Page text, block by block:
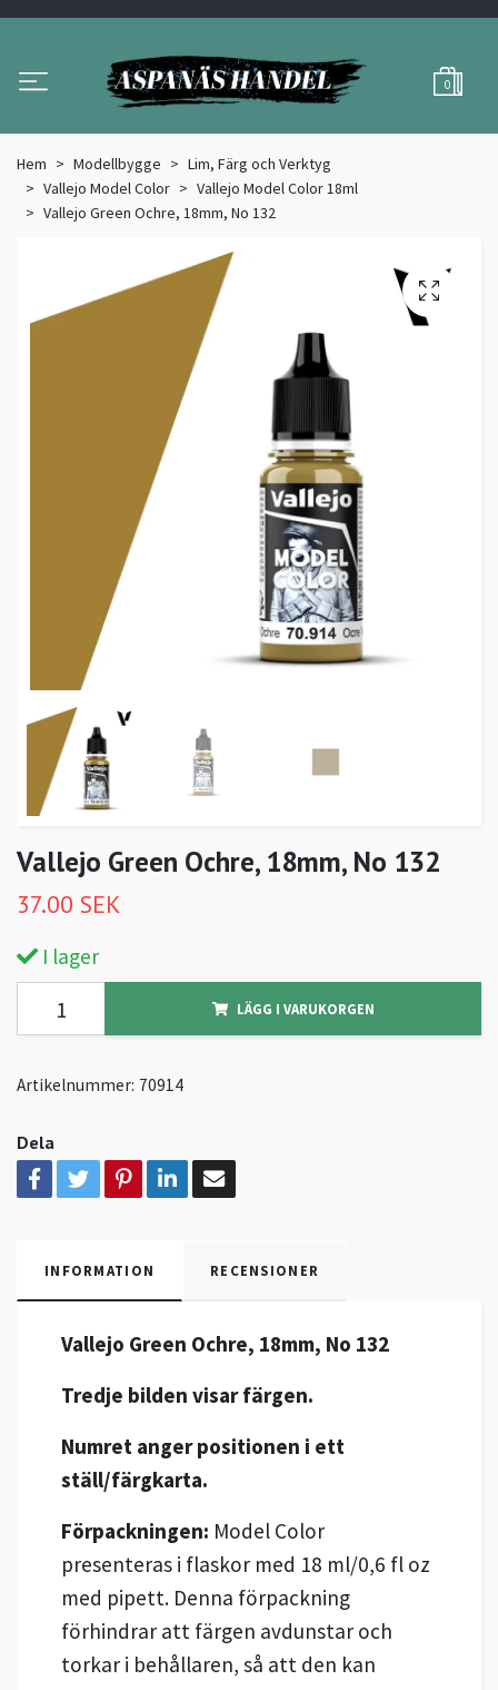
0
Hem Modellbygge
Lim, Färg och Verktyg
Vallejo Model Color
Vallejo Model Color 18ml
Vallejo Green Ochre, 18mm, No 132
Vallejo Green Ochre, 18mm, No 132
37.00 SEK
I lager
LÄGG I VARUKORGEN
Artikelnummer: 70914
Dela
INFORMATION RECENSIONER
Vallejo Green Ochre, 18mm, No 132
Tredje bilden visar färgen.
Numret anger positionen i ett
ställ/färgkarta.
Förpackningen: Model Color
presenteras i flaskor med 18 ml/0,6 fl oz
med pipett. Denna förpackning
förhindrar att färgen avdunstar och
torkar i behållaren, så att den kan